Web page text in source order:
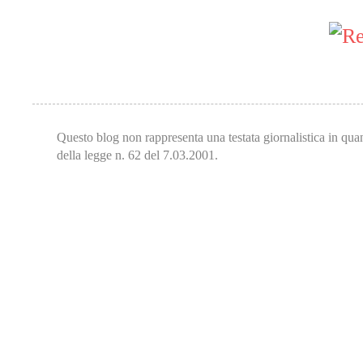
Questo blog non rappresenta una testata giornalistica in
della legge n. 62 del 7.03.2001.